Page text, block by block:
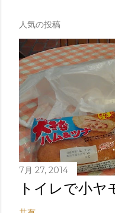
人気の投稿
7月 27, 2014
トイレで小ヤ